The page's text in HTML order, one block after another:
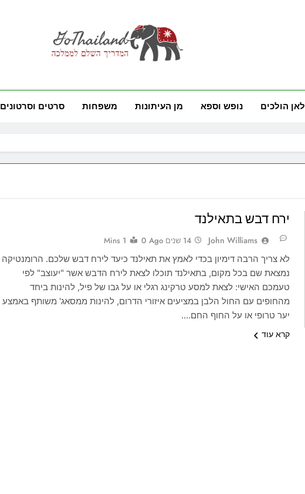
לאן הולכים נופש וספא מן העיתונות משפחות סרטים וסרטונים
ירח דבש בתאילנד
John Williams 14 שנים Ago 0
1 Mins
לא צריך הרבה דימיון בכדי לאמץ את תאילנד כיעד לירח דבש שלכם. הרומנטיקה
נמצאת שם בכל מקום, בתאילנד תוכלו לצאת לירח הדבש אשר "יעוצב" לפי
טעמכם האישי: לצאת למסע טרקינג רגלי או על גבו של פיל, להינות ביחד
מהחופים עם החול הלבן במציעים איזורי הדרום, להינות ממסאג' משותף באמצע
יער טרופי או על החוף החם….
קרא עוד